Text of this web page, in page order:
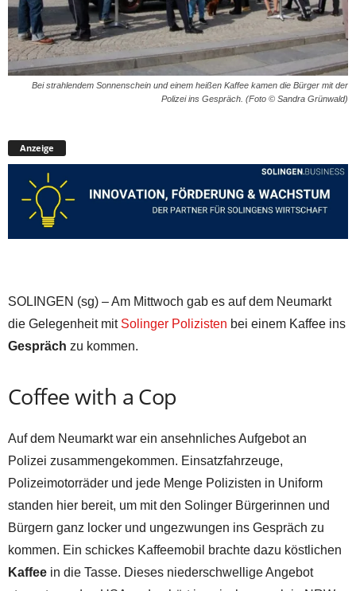
Bei strahlendem Sonnenschein und einem heißen Kaffee kamen die Bürger mit der
Polizei ins Gespräch. (Foto © Sandra Grünwald)
Anzeige
SOLINGEN (sg) – Am Mittwoch gab es auf dem Neumarkt
die Gelegenheit mit Solinger Polizisten bei einem Kaffee ins
Gespräch zu kommen.
Coffee with a Cop
Auf dem Neumarkt war ein ansehnliches Aufgebot an
Polizei zusammengekommen. Einsatzfahrzeuge,
Polizeimotorräder und jede Menge Polizisten in Uniform
standen hier bereit, um mit den Solinger Bürgerinnen und
Bürgern ganz locker und ungezwungen ins Gespräch zu
kommen. Ein schickes Kaffeemobil brachte dazu köstlichen
Kaffee in die Tasse. Dieses niederschwellige Angebot